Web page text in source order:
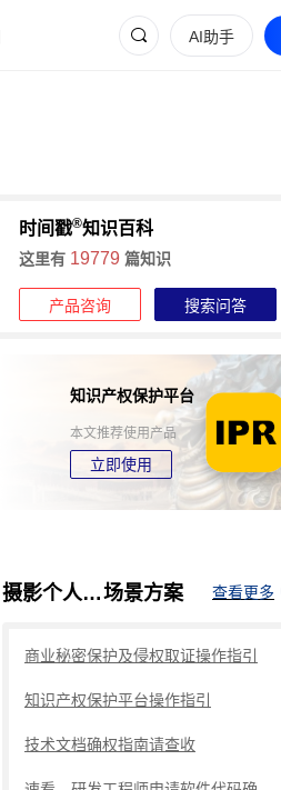
AI助手
时间戳®知识百科
这里有 19779 篇知识
产品咨询 搜索问答
知识产权保护平台
本文推荐使用产品
立即使用
摄影个人版权认证需要什么证件场景方案 查看更多
商业秘密保护及侵权取证操作指引
知识产权保护平台操作指引
技术文档确权指南请查收